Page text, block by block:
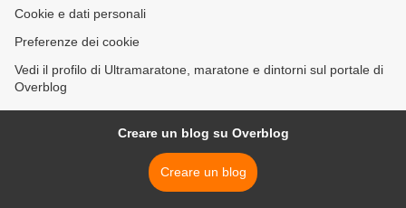
Cookie e dati personali
Preferenze dei cookie
Vedi il profilo di Ultramaratone, maratone e dintorni sul portale di
Overblog
Creare un blog su Overblog
Creare un blog